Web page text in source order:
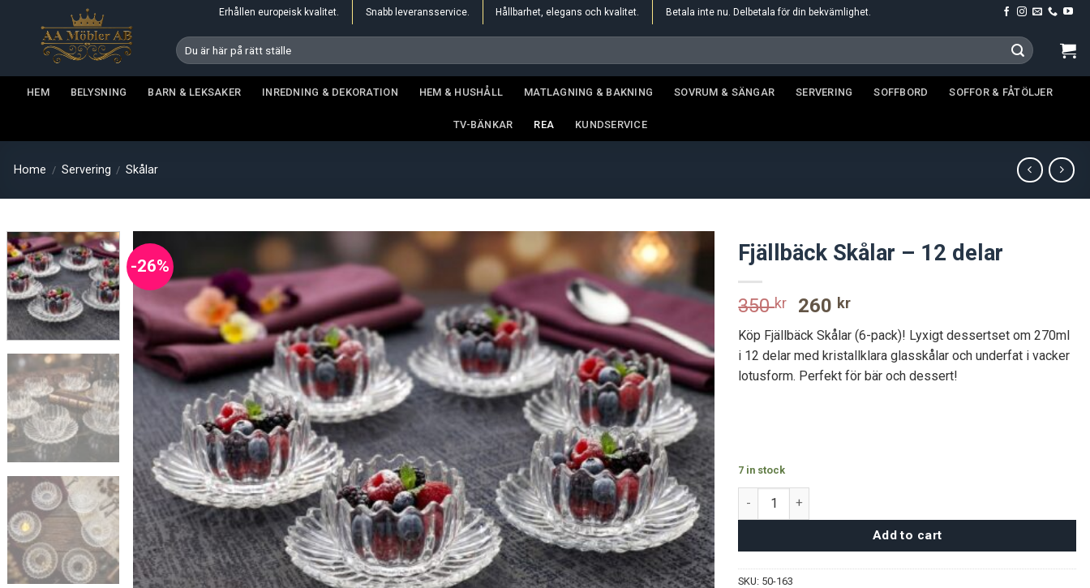
Erhållen europeisk kvalitet. Snabb leveransservice. Hållbarhet, elegans och kvalitet. Betala inte nu. Delbetala för din bekvämlighet.
Search
for:
HEM BELYSNING BARN & LEKSAKER INREDNING & DEKORATION HEM & HUSHÅLL MATLAGNING & BAKNING SOVRUM & SÄNGAR SERVERING SOFFBORD SOFFOR & FÅTÖLJER
TV-BÄNKAR REA KUNDSERVICE
Home / Servering / Skålar
-26% Fjällbäck Skålar – 12 delar
350kr
Original
price
was:
350 kr.
260 krCurrent
price
is:
260 kr.
Köp Fjällbäck Skålar (6-pack)! Lyxigt dessertset om 270ml
i 12 delar med kristallklara glasskålar och underfat i vacker
lotusform. Perfekt för bär och dessert!
7 in stock
Fjällbäck Skålar - 12 delar quantity
Add to cart
SKU: 50-163